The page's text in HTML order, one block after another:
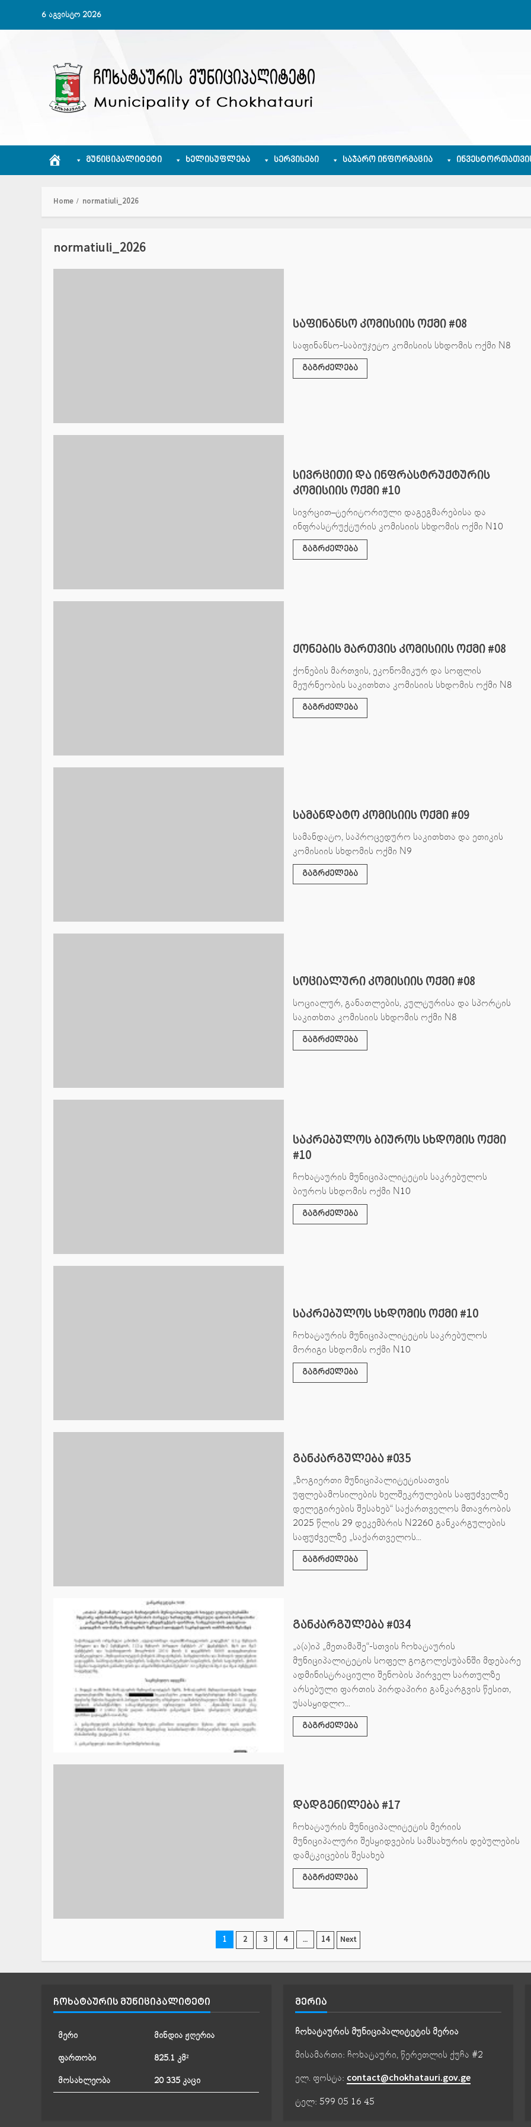
6 აგვისტო 2026
ᲛᲣᲜᲘᲪᲘᲞᲐᲚᲘᲢᲔᲢᲘ ᲮᲔᲚᲘᲡᲣᲤᲚᲔᲑᲐ ᲡᲔᲠᲕᲘᲡᲔᲑᲘ ᲡᲐᲯᲐᲠᲝ ᲘᲜᲤᲝᲠᲛᲐᲪᲘᲐ
Home normatiuli_2026
normatiuli_2026
საფინანსო კომისიის ოქმი #08
საფინანსო-საბიუჯეტო კომისიის სხდომის ოქმი N8
გაგრძელება
სივრცითი და ინფრასტრუქტურის
კომისიის ოქმი #10
სივრცით–ტერიტორიული დაგეგმარებისა და
ინფრასტრუქტურის კომისიის სხდომის ოქმი N10
გაგრძელება
ქონების მართვის კომისიის ოქმი #08
ქონების მართვის, ეკონომიკურ და სოფლის
მეურნეობის საკითხთა კომისიის სხდომის ოქმი N8
გაგრძელება
სამანდატო კომისიის ოქმი #09
სამანდატო, საპროცედურო საკითხთა და ეთიკის
კომისიის სხდომის ოქმი N9
გაგრძელება
სოციალური კომისიის ოქმი #08
სოციალურ, განათლების, კულტურისა და სპორტის
საკითხთა კომისიის სხდომის ოქმი N8
გაგრძელება
საკრებულოს ბიუროს სხდომის ოქმი
#10
ჩოხატაურის მუნიციპალიტეტის საკრებულოს
ბიუროს სხდომის ოქმი N10
გაგრძელება
საკრებულოს სხდომის ოქმი #10
ჩოხატაურის მუნიციპალიტეტის საკრებულოს
მორიგი სხდომის ოქმი N10
გაგრძელება
განკარგულება #035
„ზოგიერთი მუნიციპალიტეტისათვის
უფლებამოსილების ხელშეკრულების საფუძველზე
დელეგირების შესახებ“ საქართველოს მთავრობის
2025 წლის 29 დეკემბრის N2260 განკარგულების
საფუძველზე „საქართველოს...
გაგრძელება
განკარგულება #034
„ა(ა)იპ „მეთამაშე“-სთვის ჩოხატაურის
მუნიციპალიტეტის სოფელ გოგოლესუბანში მდებარე
ადმინისტრაციული შენობის პირველ სართულზე
არსებული ფართის პირდაპირი განკარგვის წესით,
უსასყიდლო...
გაგრძელება
დადგენილება #17
ჩოხატაურის მუნიციპალიტეტის მერიის
მუნიციპალური შესყიდვების სამსახურის დებულების
დამტკიცების შესახებ
გაგრძელება
ჩანაწერების
გვერდებათ
1 2 3 4 … 14 Next
ᲩᲝᲮᲐᲢᲐᲣᲠᲘᲡ ᲛᲣᲜᲘᲪᲘᲞᲐᲚᲘᲢᲔᲢᲘ
მერი
მინდია ჟღერია
ფართობი
825.1 კმ²
მოსახლეობა
20 335 კაცი
ᲛᲔᲠᲘᲐ
ჩოხატაურის მუნიციპალიტეტის მერია
მისამართი: ჩოხატაური, წერეთლის ქუჩა #2
ელ. ფოსტა: contact@chokhatauri.gov.ge
ტელ: 599 05 16 45